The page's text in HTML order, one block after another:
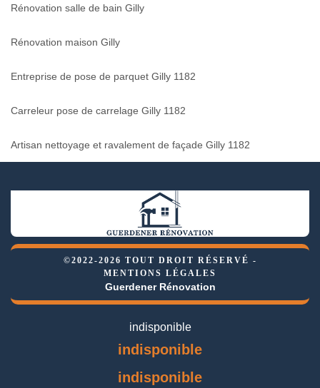
Rénovation salle de bain Gilly
Rénovation maison Gilly
Entreprise de pose de parquet Gilly 1182
Carreleur pose de carrelage Gilly 1182
Artisan nettoyage et ravalement de façade Gilly 1182
©2022-2026 TOUT DROIT RÉSERVÉ -
MENTIONS LÉGALES
Guerdener Rénovation
indisponible
indisponible
indisponible